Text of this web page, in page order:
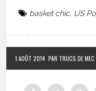
basket chic, US
1 AOÛT 2014 PAR TRUCS DE MEC